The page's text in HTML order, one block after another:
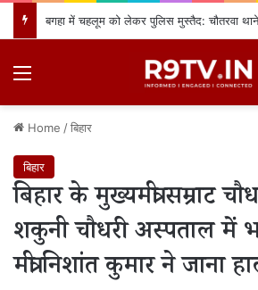
Home /बिहार
बिहार
बिहार के मुख्यमंत्री सम्राट
शकुनी चौधरी अस्पताल में
मंत्री निशांत कुमार ने जाना